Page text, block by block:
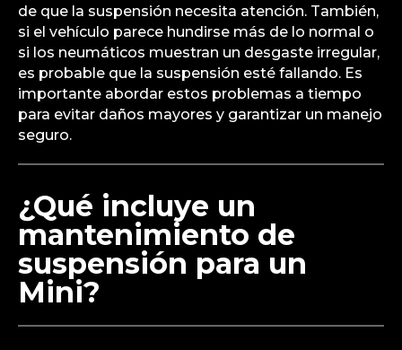
de que la suspensión necesita atención. También,
si el vehículo parece hundirse más de lo normal o
si los neumáticos muestran un desgaste irregular,
es probable que la suspensión esté fallando. Es
importante abordar estos problemas a tiempo
para evitar daños mayores y garantizar un manejo
seguro.
¿Qué incluye un
mantenimiento de
suspensión para un
Mini?